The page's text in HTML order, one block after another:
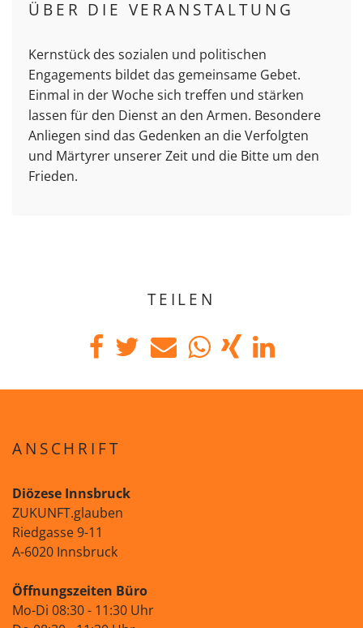
ÜBER DIE VERANSTALTUNG
Kernstück des sozialen und politischen
Engagements bildet das gemeinsame Gebet.
Einmal in der Woche sich treffen und stärken
lassen für den Dienst an den Armen. Besondere
Anliegen sind das Gedenken an die Verfolgten
und Märtyrer unserer Zeit und die Bitte um den
Frieden.
TEILEN
ANSCHRIFT
Diözese Innsbruck
ZUKUNFT.glauben
Riedgasse 9-11
A-6020 Innsbruck
Öffnungszeiten Büro
Mo-Di 08:30 - 11:30 Uhr